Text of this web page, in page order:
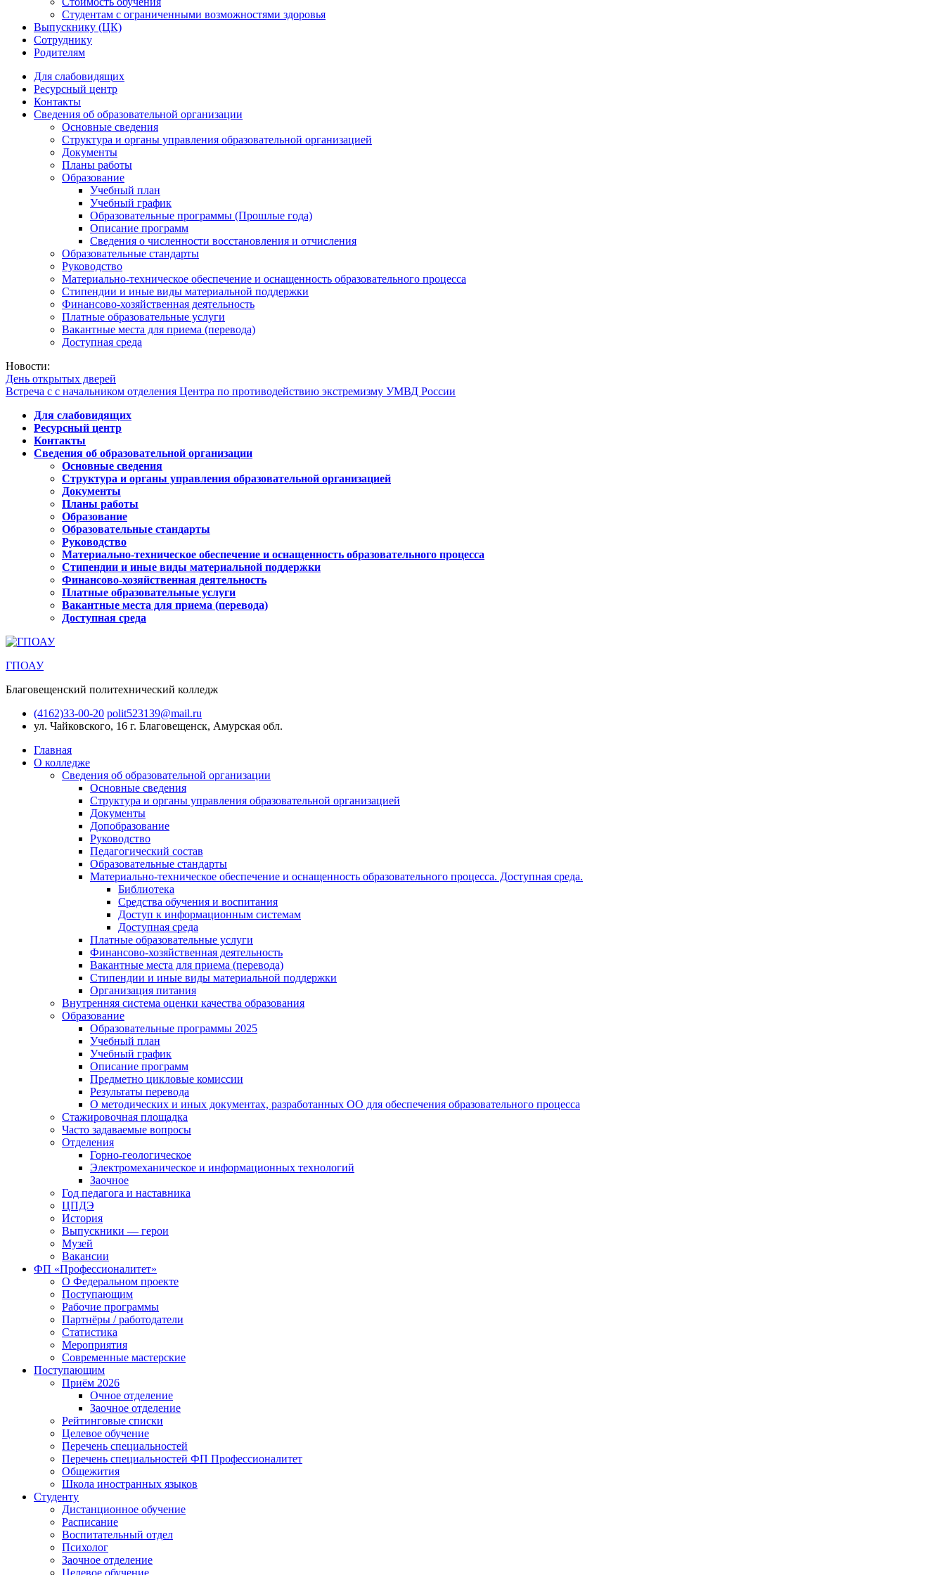
Студентам с ограниченными возможностями здоровья
Выпускнику (ЦК)
Сотруднику
Родителям
Для слабовидящих
Ресурсный центр
Контакты
Сведения об образовательной организации
Основные сведения
Структура и органы управления образовательной организацией
Документы
Планы работы
Образование
Учебный план
Учебный график
Образовательные программы (Прошлые года)
Описание программ
Сведения о численности восстановления и отчисления
Образовательные стандарты
Руководство
Материально-техническое обеспечение и оснащенность образовательного процесса
Стипендии и иные виды материальной поддержки
Финансово-хозяйственная деятельность
Платные образовательные услуги
Вакантные места для приема (перевода)
Доступная среда
Новости:
День открытых дверей
Встреча с с начальником отделения Центра по противодействию экстремизму УМВД России
Для слабовидящих
Ресурсный центр
Контакты
Сведения об образовательной организации
Основные сведения
Структура и органы управления образовательной организацией
Документы
Планы работы
Образование
Образовательные стандарты
Руководство
Материально-техническое обеспечение и оснащенность образовательного процесса
Стипендии и иные виды материальной поддержки
Финансово-хозяйственная деятельность
Платные образовательные услуги
Вакантные места для приема (перевода)
Доступная среда
ГПОАУ
Благовещенский политехнический колледж
(4162)33-00-20 polit523139@mail.ru
ул. Чайковского, 16 г. Благовещенск, Амурская обл.
Главная
О колледже
Сведения об образовательной организации
Основные сведения
Структура и органы управления образовательной организацией
Документы
Допобразование
Руководство
Педагогический состав
Образовательные стандарты
Материально-техническое обеспечение и оснащенность образовательного процесса. Доступная среда.
Библиотека
Средства обучения и воспитания
Доступ к информационным системам
Доступная среда
Платные образовательные услуги
Финансово-хозяйственная деятельность
Вакантные места для приема (перевода)
Стипендии и иные виды материальной поддержки
Организация питания
Внутренняя система оценки качества образования
Образование
Образовательные программы 2025
Учебный план
Учебный график
Описание программ
Предметно цикловые комиссии
Результаты перевода
О методических и иных документах, разработанных ОО для обеспечения образовательного процесса
Стажировочная площадка
Часто задаваемые вопросы
Отделения
Горно-геологическое
Электромеханическое и информационных технологий
Заочное
Год педагога и наставника
ЦПДЭ
История
Выпускники — герои
Музей
Вакансии
ФП «Профессионалитет»
О Федеральном проекте
Поступающим
Рабочие программы
Партнёры / работодатели
Статистика
Мероприятия
Современные мастерские
Поступающим
Приём 2026
Очное отделение
Заочное отделение
Рейтинговые списки
Целевое обучение
Перечень специальностей
Перечень специальностей ФП Профессионалитет
Общежития
Школа иностранных языков
Студенту
Дистанционное обучение
Расписание
Воспитательный отдел
Психолог
Заочное отделение
Целевое обучение